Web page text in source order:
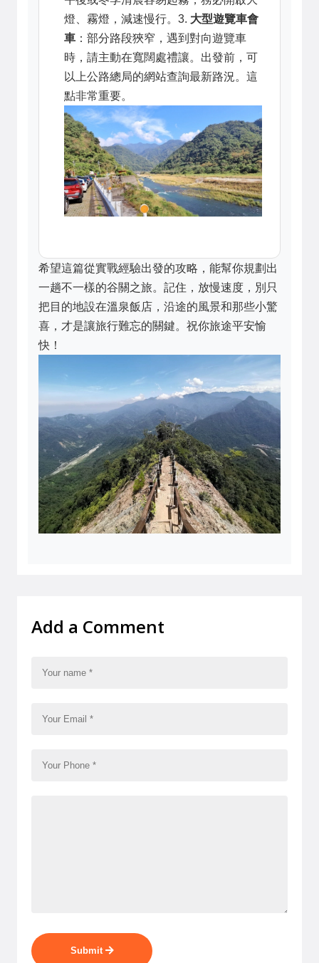
燈、霧燈，減速慢行。3. 大型遊覽車會
車 ：部分路段狹窄，遇到對向遊覽車
時，請主動在寬闊處禮讓。出發前，可
以上公路總局的網站查詢最新路況。這
點非常重要。
希望這篇從實戰經驗出發的攻略，能幫你規劃出
一趟不一樣的谷關之旅。記住，放慢速度，別只
把目的地設在溫泉飯店，沿途的風景和那些小驚
喜，才是讓旅行難忘的關鍵。祝你旅途平安愉
快！
Add a Comment
Submit